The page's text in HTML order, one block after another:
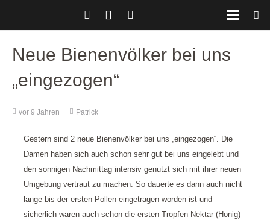
Neue Bienenvölker bei uns
„eingezogen“
vor 9 Jahren Patrick
Gestern sind 2 neue Bienenvölker bei uns „eingezogen“. Die
Damen haben sich auch schon sehr gut bei uns eingelebt und
den sonnigen Nachmittag intensiv genutzt sich mit ihrer neuen
Umgebung vertraut zu machen. So dauerte es dann auch nicht
lange bis der ersten Pollen eingetragen worden ist und
sicherlich waren auch schon die ersten Tropfen Nektar (Honig)